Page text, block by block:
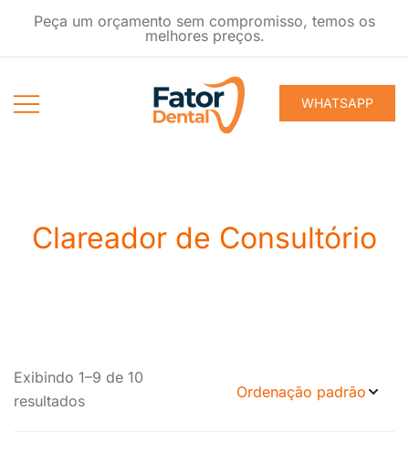
Peça um orçamento sem compromisso, temos os
melhores preços.
WHATSAPP
Clareador de Consultório
Exibindo 1–9 de 10
resultados